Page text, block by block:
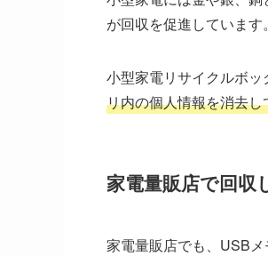
が回収を促進しています。
小型家電リサイクルボッ
リ内の個人情報を消去
家電量販店で回収
家電量販店でも、USB